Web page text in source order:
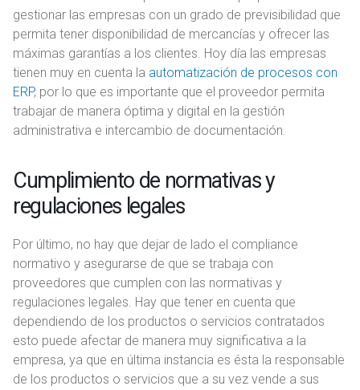
gestionar las empresas con un grado de previsibilidad que
permita tener disponibilidad de mercancías y ofrecer las
máximas garantías a los clientes. Hoy día las empresas
tienen muy en cuenta la automatización de procesos con
ERP, por lo que es importante que el proveedor permita
trabajar de manera óptima y digital en la gestión
administrativa e intercambio de documentación.
Cumplimiento de normativas y
regulaciones legales
Por último, no hay que dejar de lado el compliance
normativo y asegurarse de que se trabaja con
proveedores que cumplen con las normativas y
regulaciones legales. Hay que tener en cuenta que
dependiendo de los productos o servicios contratados
esto puede afectar de manera muy significativa a la
empresa, ya que en última instancia es ésta la responsable
de los productos o servicios que a su vez vende a sus